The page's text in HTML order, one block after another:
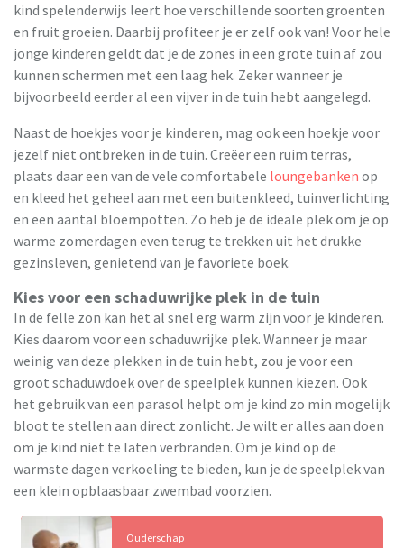
kind spelenderwijs leert hoe verschillende soorten groenten
en fruit groeien. Daarbij profiteer je er zelf ook van! Voor hele
jonge kinderen geldt dat je de zones in een grote tuin af zou
kunnen schermen met een laag hek. Zeker wanneer je
bijvoorbeeld eerder al een vijver in de tuin hebt aangelegd.
Naast de hoekjes voor je kinderen, mag ook een hoekje voor
jezelf niet ontbreken in de tuin. Creëer een ruim terras,
plaats daar een van de vele comfortabele loungebanken op
en kleed het geheel aan met een buitenkleed, tuinverlichting
en een aantal bloempotten. Zo heb je de ideale plek om je op
warme zomerdagen even terug te trekken uit het drukke
gezinsleven, genietend van je favoriete boek.
Kies voor een schaduwrijke plek in de tuin
In de felle zon kan het al snel erg warm zijn voor je kinderen.
Kies daarom voor een schaduwrijke plek. Wanneer je maar
weinig van deze plekken in de tuin hebt, zou je voor een
groot schaduwdoek over de speelplek kunnen kiezen. Ook
het gebruik van een parasol helpt om je kind zo min mogelijk
bloot te stellen aan direct zonlicht. Je wilt er alles aan doen
om je kind niet te laten verbranden. Om je kind op de
warmste dagen verkoeling te bieden, kun je de speelplek van
een klein opblaasbaar zwembad voorzien.
Ouderschap